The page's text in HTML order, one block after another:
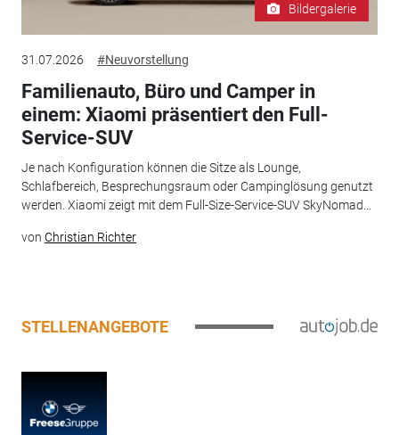
Bildergalerie
31.07.2026 #Neuvorstellung
Familienauto, Büro und Camper in
einem: Xiaomi präsentiert den Full-
Service-SUV
Je nach Konfiguration können die Sitze als Lounge,
Schlafbereich, Besprechungsraum oder Campinglösung genutzt
werden. Xiaomi zeigt mit dem Full-Size-Service-SUV SkyNomad...
von Christian Richter
STELLENANGEBOTE